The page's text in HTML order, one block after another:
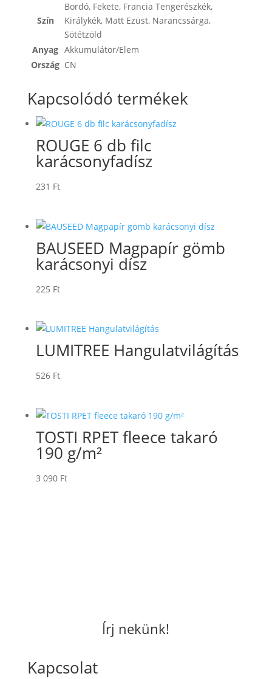
Szín
Bordó, Fekete, Francia Tengerészkék,
Királykék, Matt Ezüst, Narancssárga,
Sötétzöld
Anyag Akkumulátor/Elem
Ország CN
Kapcsolódó termékek
ROUGE 6 db filc
karácsonyfadísz
231 Ft
BAUSEED Magpapír gömb
karácsonyi dísz
225 Ft
LUMITREE Hangulatvilágítás
526 Ft
TOSTI RPET fleece takaró
190 g/m²
3 090 Ft
Írj nekünk!
Kapcsolat